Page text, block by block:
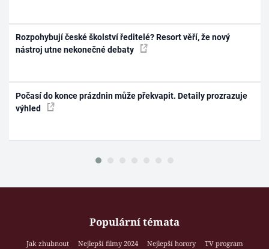
Rozpohybují české školství ředitelé? Resort věří, že nový
nástroj utne nekonečné debaty
Počasí do konce prázdnin může překvapit. Detaily prozrazuje
výhled
Populární témata
Jak zhubnout Nejlepší filmy 2024 Nejlepší horory
TV program